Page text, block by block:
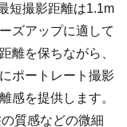
短撮影距離は1.1m
ズアップに適して
離を保ちながら、
ポートレート撮影
感を提供します。
質感などの微細